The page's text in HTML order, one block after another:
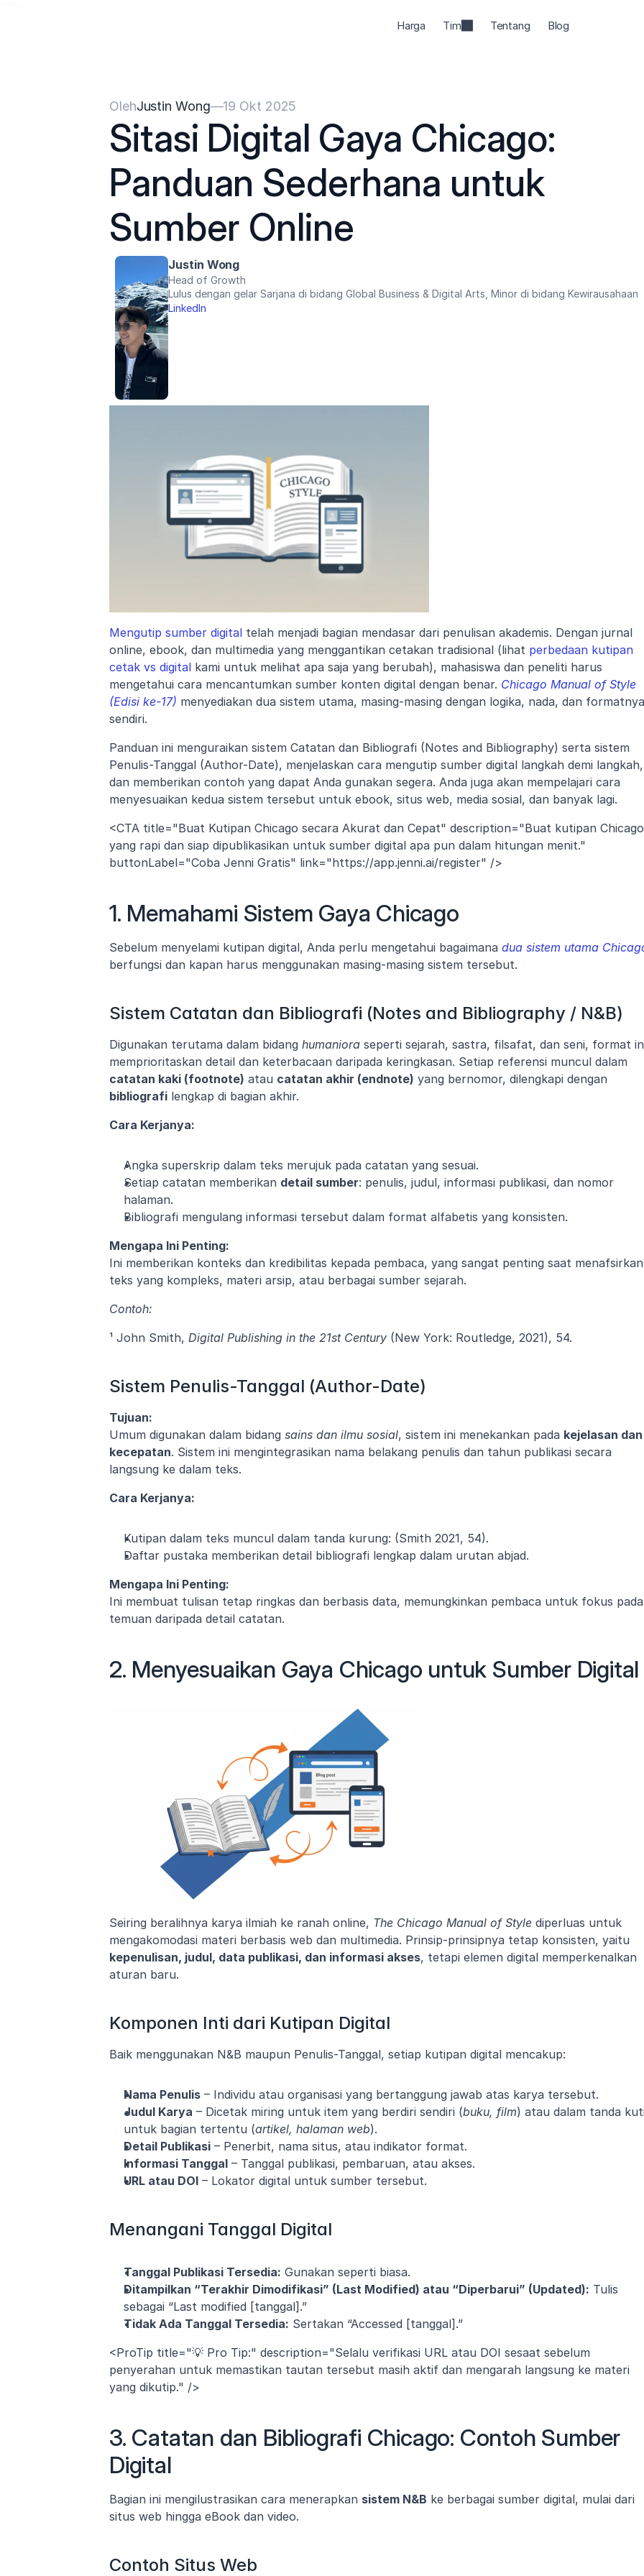
Harga Tim Tentang Blog
OlehJustin Wong—19 Okt 2025
Sitasi Digital Gaya Chicago:
Panduan Sederhana untuk
Sumber Online
Justin Wong
Head of Growth
Lulus dengan gelar Sarjana di bidang Global Business & Digital Arts, Minor di bidang Kewirausahaan
LinkedIn
Mengutip sumber digital telah menjadi bagian mendasar dari penulisan akademis. Dengan jurnal
online, ebook, dan multimedia yang menggantikan cetakan tradisional (lihat perbedaan kutipan
cetak vs digital kami untuk melihat apa saja yang berubah), mahasiswa dan peneliti harus
mengetahui cara mencantumkan sumber konten digital dengan benar. Chicago Manual of Style
(Edisi ke-17) menyediakan dua sistem utama, masing-masing dengan logika, nada, dan formatnya
sendiri.
Panduan ini menguraikan sistem Catatan dan Bibliografi (Notes and Bibliography) serta sistem
Penulis-Tanggal (Author-Date), menjelaskan cara mengutip sumber digital langkah demi langkah,
dan memberikan contoh yang dapat Anda gunakan segera. Anda juga akan mempelajari cara
menyesuaikan kedua sistem tersebut untuk ebook, situs web, media sosial, dan banyak lagi.
<CTA title="Buat Kutipan Chicago secara Akurat dan Cepat" description="Buat kutipan Chicago
yang rapi dan siap dipublikasikan untuk sumber digital apa pun dalam hitungan menit."
buttonLabel="Coba Jenni Gratis" link="https://app.jenni.ai/register" />
1. Memahami Sistem Gaya Chicago
Sebelum menyelami kutipan digital, Anda perlu mengetahui bagaimana dua sistem utama
berfungsi dan kapan harus menggunakan masing-masing sistem tersebut.
Sistem Catatan dan Bibliografi (Notes and Bibliography / N&B)
Digunakan terutama dalam bidang humaniora seperti sejarah, sastra, filsafat, dan seni, format
catatan kaki (footnote) atau catatan akhir (endnote)
bibliografi lengkap di bagian akhir.
Cara Kerjanya:
Angka superskrip dalam teks merujuk pada catatan yang sesuai.
Setiap catatan memberikan detail sumber: penulis, judul, informasi publikasi, dan nomor
halaman.
Bibliografi mengulang informasi tersebut dalam format alfabetis yang konsisten.
Mengapa Ini Penting:
Ini memberikan konteks dan kredibilitas kepada pembaca, yang sangat penting saat menafsirkan
teks yang kompleks, materi arsip, atau berbagai sumber sejarah.
Contoh:
¹ John Smith, Digital Publishing in the 21st Century (New York: Routledge, 2021), 54.
Sistem Penulis-Tanggal (Author-Date)
Tujuan:
Umum digunakan dalam bidang sains dan ilmu sosial, sistem ini menekankan pada kejelasan dan
kecepatan. Sistem ini mengintegrasikan nama belakang penulis dan tahun publikasi secara
langsung ke dalam teks.
Cara Kerjanya:
Kutipan dalam teks muncul dalam tanda kurung: (Smith 2021, 54).
Daftar pustaka memberikan detail bibliografi lengkap dalam urutan abjad.
Mengapa Ini Penting:
Ini membuat tulisan tetap ringkas dan berbasis data, memungkinkan pembaca untuk fokus pada
temuan daripada detail catatan.
2. Menyesuaikan Gaya Chicago untuk Sumber Digital
Seiring beralihnya karya ilmiah ke ranah online, The Chicago Manual of Style diperluas untuk
kepenulisan, judul, data publikasi, dan informasi akses, tetapi elemen digital memperkenalkan
aturan baru.
Komponen Inti dari Kutipan Digital
Baik menggunakan N&B maupun Penulis-Tanggal, setiap kutipan digital mencakup:
Nama Penulis – Individu atau organisasi yang bertanggung jawab atas karya tersebut.
Judul Karya – Dicetak miring untuk item yang berdiri sendiri (buku, film) atau dalam tanda
untuk bagian tertentu (artikel, halaman web).
Detail Publikasi – Penerbit, nama situs, atau indikator format.
Informasi Tanggal – Tanggal publikasi, pembaruan, atau akses.
URL atau DOI – Lokator digital untuk sumber tersebut.
Menangani Tanggal Digital
Tanggal Publikasi Tersedia: Gunakan seperti biasa.
Ditampilkan “Terakhir Dimodifikasi” (Last Modified) atau “Diperbarui” (Updated): Tulis
sebagai “Last modified [tanggal].”
Tidak Ada Tanggal Tersedia: Sertakan “Accessed [tanggal].”
<ProTip title="💡 Pro Tip:" description="Selalu verifikasi URL atau DOI sesaat sebelum
penyerahan untuk memastikan tautan tersebut masih aktif dan mengarah langsung ke materi
yang dikutip." />
3. Catatan dan Bibliografi Chicago: Contoh Sumber
Digital
Bagian ini mengilustrasikan cara menerapkan sistem N&B ke berbagai sumber digital, mulai dari
situs web hingga eBook dan video.
Contoh Situs Web